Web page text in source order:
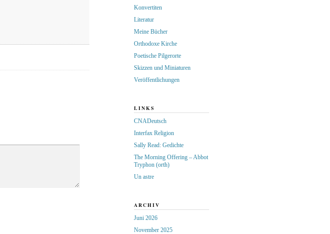
Konvertiten
Literatur
Meine Bücher
Orthodoxe Kirche
Poetische Pilgerorte
Skizzen und Miniaturen
Veröffentlichungen
LINKS
CNADeutsch
Interfax Religion
Sally Read: Gedichte
The Morning Offering – Abbot
Tryphon (orth)
Un astre
ARCHIV
Juni 2026
November 2025